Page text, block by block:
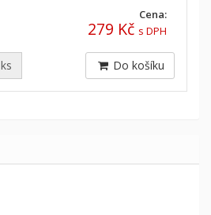
Cena:
279 Kč s DPH
ks Do košíku